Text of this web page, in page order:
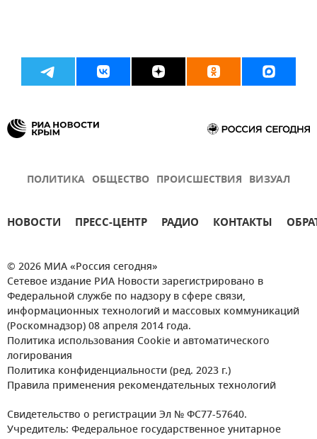
ПОЛИТИКА ОБЩЕСТВО ПРОИСШЕСТВИЯ ВИЗУАЛ
НОВОСТИ ПРЕСС-ЦЕНТР РАДИО КОНТАКТЫ
© 2026 МИА «Россия сегодня»
Сетевое издание РИА Новости зарегистрировано в
Федеральной службе по надзору в сфере связи,
информационных технологий и массовых коммуникаций
(Роскомнадзор) 08 апреля 2014 года.
Политика использования Cookie и автоматического
логирования
Политика конфиденциальности (ред. 2023 г.)
Правила применения рекомендательных технологий
Свидетельство о регистрации Эл № ФС77-57640.
Учредитель: Федеральное государственное унитарное